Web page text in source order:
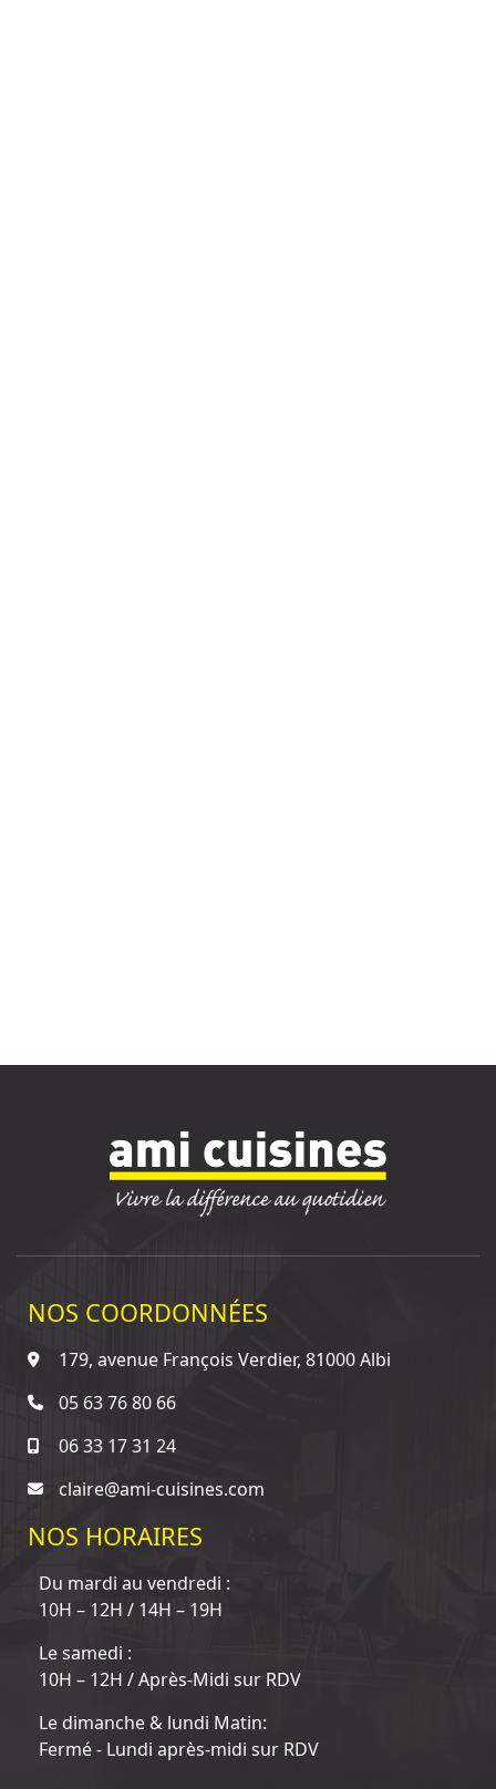
NOS COORDONNÉES
179, avenue François Verdier, 81000 Albi
05 63 76 80 66
06 33 17 31 24
claire@ami-cuisines.com
NOS HORAIRES
Du mardi au vendredi :
10H – 12H / 14H – 19H
Le samedi :
10H – 12H / Après-Midi sur RDV
Le dimanche & lundi Matin:
Fermé - Lundi après-midi sur RDV